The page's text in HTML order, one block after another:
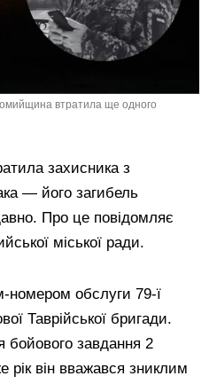
втратила ще одного
захисника з
— його загибель
Про це повідомляє
міської ради.
номером обслуги 79-ї
Таврійської бригади.
бойового завдання 2
він вважався зниклим